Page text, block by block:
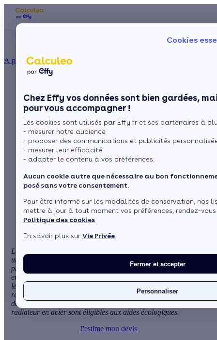
Cookies
Chez Effy vos données sont bien gardées,
pour vous accompagner !
Les cookies sont utilisés par Effy.fr et ses partenaires à
- mesurer notre audience
- proposer des communications et publicités
- mesurer leur efficacité
- adapter le contenu à vos préférences.
Aucun cookie autre que nécessaire au bon
posé sans votre consentement.
Pour être informé sur les modalités de conservation, nos
mettre à jour à tout moment vos préférences, rendez-
Politique des cookies.
En savoir plus sur Vie Privée.
Fermer et accepter
Personnaliser
À propos
Ma Prime Rénov'
Le chèque énergie
La TVA réduite
L'éco-prêt à taux zéro
Trouver mes aides
Nos conseils
Sol
Fenêtres
Prix du radiateur en
acier
parL’équipe de rédaction 3 min de lecture
Sommaire
Les critères de prix pour un chauffage en acier et ses
divers avantages
Voir plus
Le
un hiver au chaud. L'appareil
chauffe très rapidement
présente l'avantage de prendre moins de place que le radiateur
en fonte. De plus, ce type de radiateur est accessible à toutes
les bourses et est très résistant. Par ailleurs, il jouit d'une bonne
réputation auprès des consommateurs notamment pour son
design recherché et moderne. Enfin, certains modèles de
radiateur en acier sont éligibles aux aides écologiques.
J'estime mon devis